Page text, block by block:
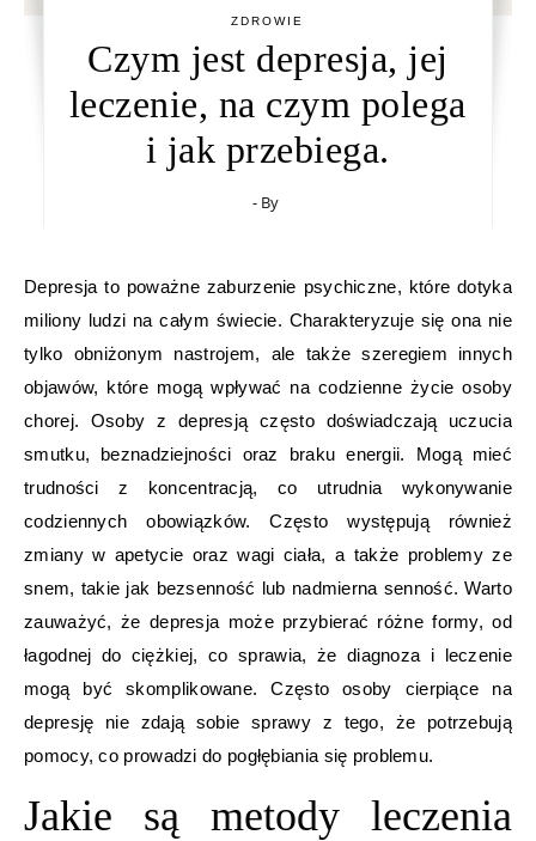
ZDROWIE
Czym jest depresja, jej
leczenie, na czym polega
i jak przebiega.
- By
Depresja to poważne zaburzenie psychiczne, które dotyka
miliony ludzi na całym świecie. Charakteryzuje się ona nie
tylko obniżonym nastrojem, ale także szeregiem innych
objawów, które mogą wpływać na codzienne życie osoby
chorej. Osoby z depresją często doświadczają uczucia
smutku, beznadziejności oraz braku energii. Mogą mieć
trudności z koncentracją, co utrudnia wykonywanie
codziennych obowiązków. Często występują również
zmiany w apetycie oraz wagi ciała, a także problemy ze
snem, takie jak bezsenność lub nadmierna senność. Warto
zauważyć, że depresja może przybierać różne formy, od
łagodnej do ciężkiej, co sprawia, że diagnoza i leczenie
mogą być skomplikowane. Często osoby cierpiące na
depresję nie zdają sobie sprawy z tego, że potrzebują
pomocy, co prowadzi do pogłębiania się problemu.
Jakie są metody leczenia